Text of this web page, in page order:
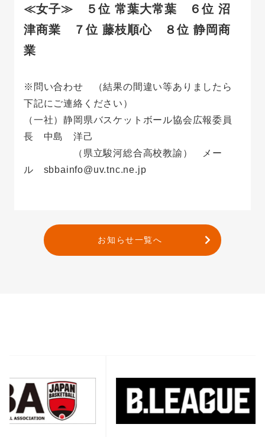
≪女子≫ ５位 常葉大常葉 ６位 沼
津商業 ７位 藤枝順心 ８位 静岡商
業
※問い合わせ （結果の間違い等ありましたら
下記にご連絡ください）
（一社）静岡県バスケットボール協会広報委員
長 中島 洋己
（県立駿河総合高校教諭） メー
ル sbbainfo@uv.tnc.ne.jp
お知らせ一覧へ